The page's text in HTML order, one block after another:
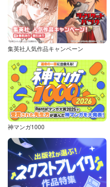
集英社人気作品キャンペーン
神マンガ1000